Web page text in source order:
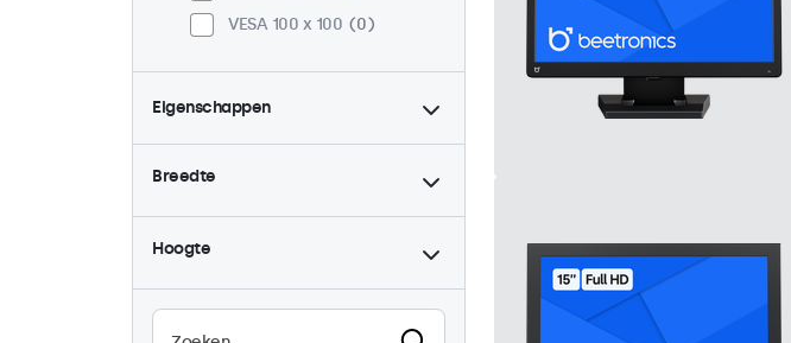
VESA 100 x 100
0
Eigenschappen
4:3 / 5:4
1
Dimbaar
4
Continu gebruik (24/7)
4
Breedte
Hoogte